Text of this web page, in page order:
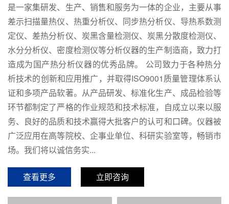
是一家集研发、生产、销售和服务为一体的企业，主要从事
差示扫描量热仪、热重分析仪、同步热分析仪、导热系数测
定仪、差热分析仪、炭黑含量检测仪、炭黑分散度检测仪、
水分分析仪、密度检测仪等分析仪器的生产制造商，致力打
造成为国产热分析仪器的优秀品牌。 公司致力于各种热分
析技术的创新和应用推广，并取得ISO9001质量管理体系认
证和多项产品软著。从产品研发、标准化生产、成品检验等
环节都制定了严格的作业规范和技术标准，自成立以来以服
务、良好的品质和技术赢得大批客户的认可和口碑。仪器被
广泛应用在高等院校、企事业单位、科研实验室等，畅销市
场。我们将以诚信务实...
查看更多 立即咨询